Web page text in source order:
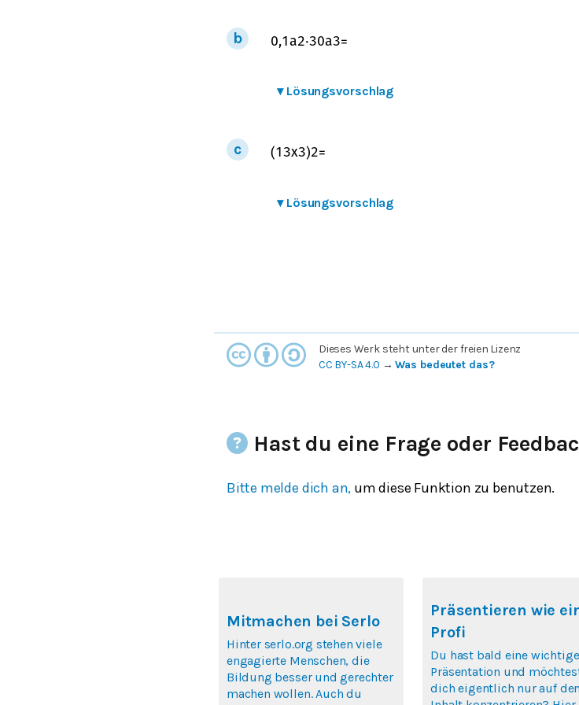
0,1 a2⋅30a3=
▾ Lösungsvorschlag
(1 3x3)2=
▾ Lösungsvorschlag
Dieses Werk steht unter der freien Lizenz
CC BY-SA 4.0 →Was bedeutet das?
Hast du eine Frage oder
Bitte melde dich an, um diese Funktion zu benutzen.
Mitmachen bei Serlo
Hinter serlo.org stehen viele
engagierte Menschen, die
Bildung besser und gerechter
machen wollen. Auch du
Präsentieren wie
Profi
Du hast bald eine wichtige
Präsentation und
dich eigentlich nur auf den